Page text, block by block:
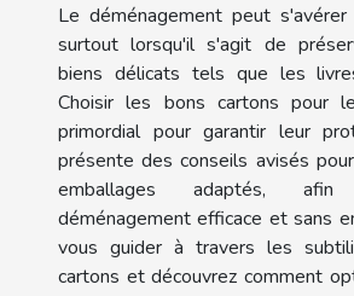
Le déménagement peut s'avérer
surtout lorsqu'il s'agit de
biens délicats tels que les
Choisir les bons cartons pour
primordial pour garantir leur
présente des conseils avisés
emballages adaptés,
déménagement efficace et sans
vous guider à travers les
cartons et découvrez comment